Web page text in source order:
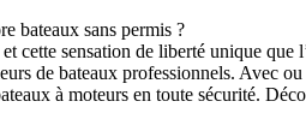
bateaux sans permis ?
cette sensation de liberté unique
de bateaux professionnels. Avec
à moteurs en toute sécurité.